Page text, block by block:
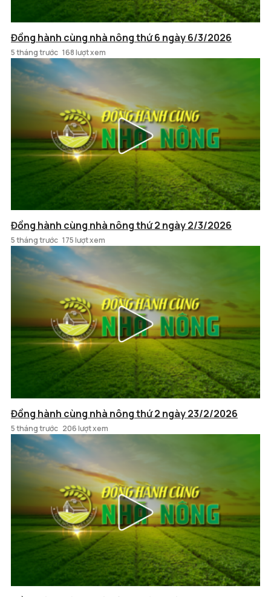
Đồng hành cùng nhà nông thứ 6 ngày 6/3/2026
5 tháng trước 168 lượt xem
Đồng hành cùng nhà nông thứ 2 ngày 2/3/2026
5 tháng trước 175 lượt xem
Đồng hành cùng nhà nông thứ 2 ngày 23/2/2026
5 tháng trước 206 lượt xem